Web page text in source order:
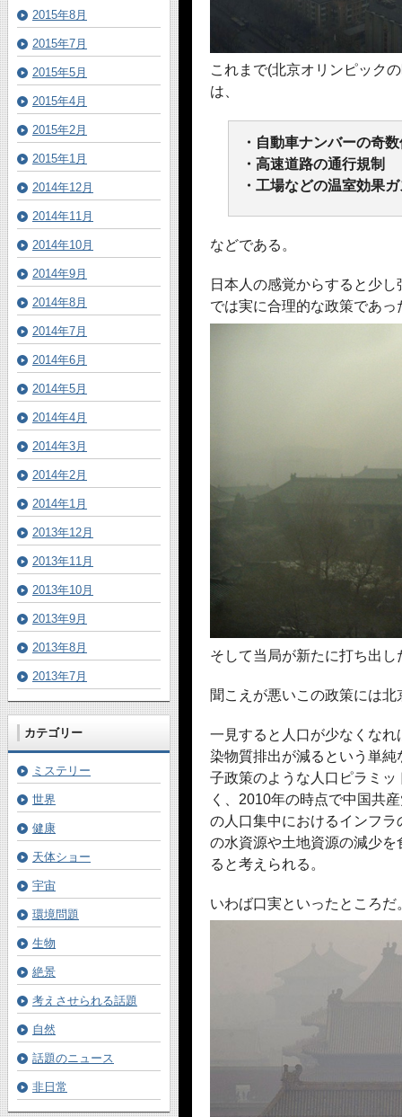
これまで(北京オリンピック
は、
・自動車ナンバーの奇
・高速道路の通行規制
・工場などの温室効果
などである。
日本人の感覚からすると少
では実に合理的な政策であっ
そして当局が新たに打ち出し
聞こえが悪いこの政策には
一見すると人口が少なくな
染物質排出が減るという単
子政策のような人口ピラミ
く、2010年の時点で中国共
の人口集中におけるインフ
の水資源や土地資源の減少
ると考えられる。
いわば口実といったところだ
2015年8月
2015年7月
2015年5月
2015年4月
2015年2月
2015年1月
2014年12月
2014年11月
2014年10月
2014年9月
2014年8月
2014年7月
2014年6月
2014年5月
2014年4月
2014年3月
2014年2月
2014年1月
2013年12月
2013年11月
2013年10月
2013年9月
2013年8月
2013年7月
カテゴリー
ミステリー
世界
健康
天体ショー
宇宙
環境問題
生物
絶景
考えさせられる話題
自然
話題のニュース
非日常